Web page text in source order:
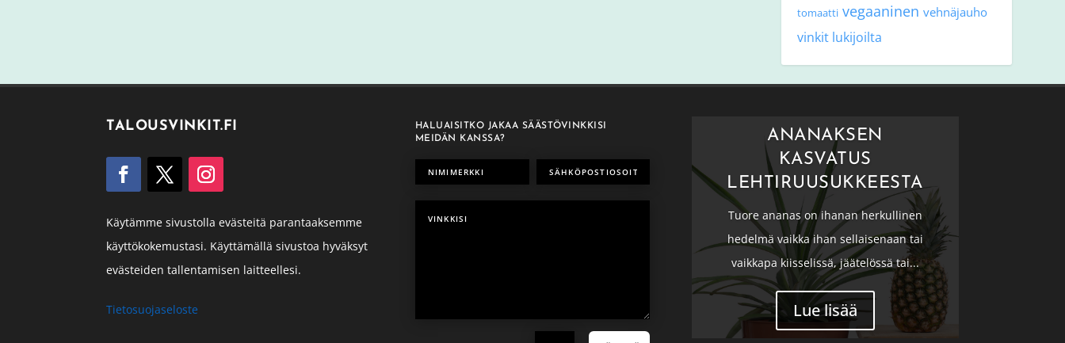
tomaatti vegaaninen vehnäjauho
vinkit lukijoilta
TALOUSVINKIT.FI
Käytämme sivustolla evästeitä parantaaksemme
käyttökokemustasi. Käyttämällä sivustoa hyväksyt
evästeiden tallentamisen laitteellesi.
Tietosuojaseloste
HALUAISITKO JAKAA SÄÄSTÖVINKKISI
MEIDÄN KANSSA?
ANANAKSEN
KASVATUS
LEHTIRUUSUKKEESTA
Tuore ananas on ihanan herkullinen
hedelmä vaikka ihan sellaisenaan tai
vaikkapa kiisselissä, jäätelössä tai...
Lue lisää